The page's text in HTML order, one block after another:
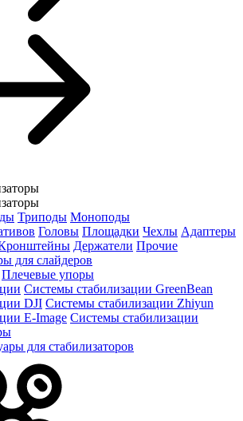
Триподы Моноподы
Головы Площадки Чехлы Адаптеры
Держатели Прочие
для слайдеров
Плечевые упоры
Системы стабилизации GreenBean
DJI Системы стабилизации Zhiyun
E-Image Системы стабилизации
для стабилизаторов